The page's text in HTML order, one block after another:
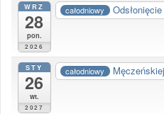
WRZ
28
pon.
2026
całodniowy
STY
26
wt.
2027
całodniowy